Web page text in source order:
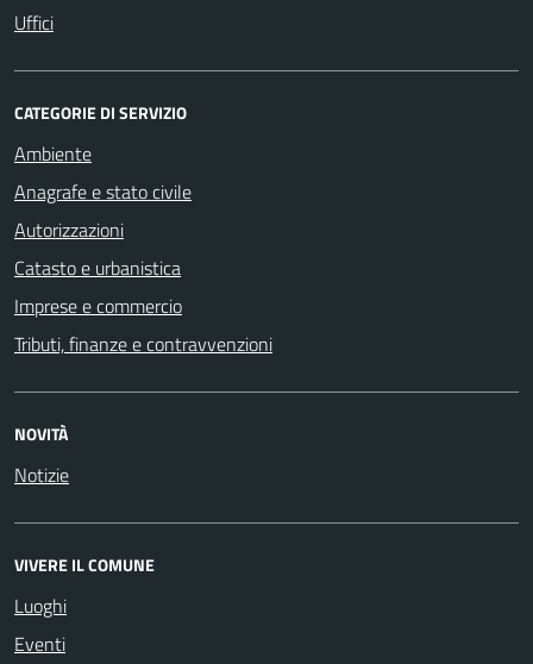
Uffici
CATEGORIE DI SERVIZIO
Ambiente
Anagrafe e stato civile
Autorizzazioni
Catasto e urbanistica
Imprese e commercio
Tributi, finanze e contravvenzioni
NOVITÀ
Notizie
VIVERE IL COMUNE
Luoghi
Eventi